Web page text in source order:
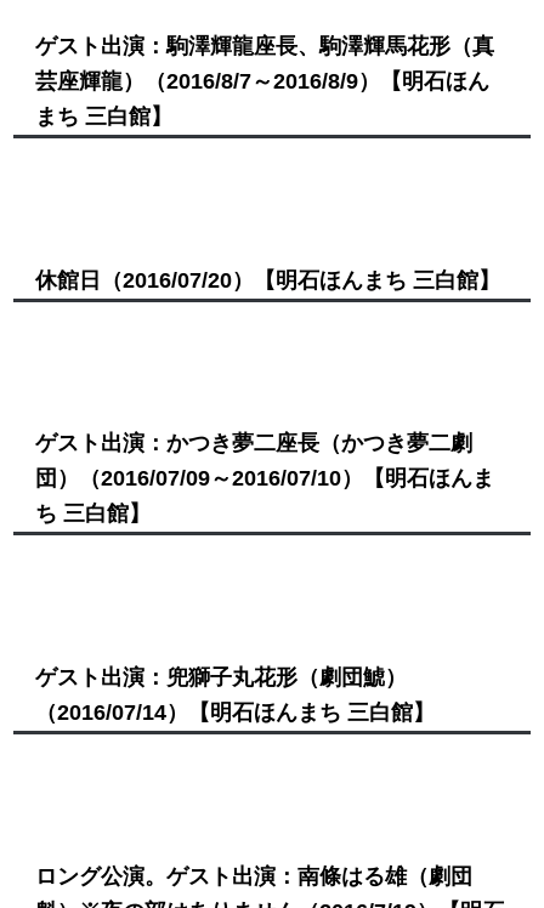
ゲスト出演：駒澤輝龍座長、駒澤輝馬花形（真
芸座輝龍）
（2016/8/7～2016/8/9）
【明石ほん
まち 三白館】
休館日 （2016/07/20） 【明石ほんまち 三白館】
ゲスト出演：かつき夢二座長（かつき夢二劇
団）
（2016/07/09～2016/07/10）
【明石ほんま
ち 三白館】
ゲスト出演：兜獅子丸花形（劇団鯱）
（2016/07/14）
【明石ほんまち 三白館】
ロング公演。ゲスト出演：南條はる雄（劇団